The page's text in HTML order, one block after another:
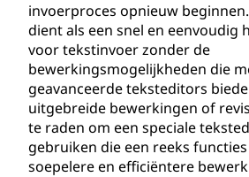
invoerproces opnieuw
dient als een snel en eenvoudig
voor tekstinvoer zonder de
bewerkingsmogelijkheden die
geavanceerde teksteditors
uitgebreide bewerkingen of
te raden om een speciale
gebruiken die een reeks
soepelere en efficiëntere